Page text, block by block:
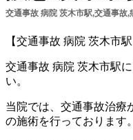
交通事故 病院 茨木市駅,交通事故,
【交通事故 病院 茨木市
交通事故 病院 茨木市駅
い。
当院では、交通事故治療
の施術を行っております。